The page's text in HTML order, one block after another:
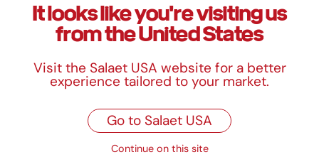
Propiedades
Calidades
Productos relacionados
It looks like you're visiting us
from the United States
Visit the Salaet USA website for a better
experience tailored to your market.
Go to Salaet USA
Continue on this site